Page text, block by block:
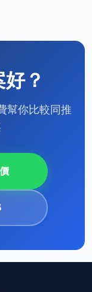
？
幫你比較同推